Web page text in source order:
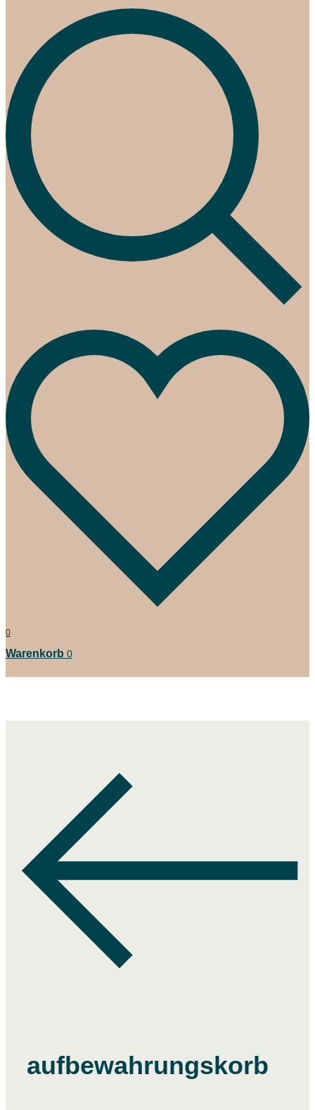
0
Warenkorb 0
aufbewahrungskorb